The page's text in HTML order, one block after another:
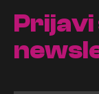
Prijavi